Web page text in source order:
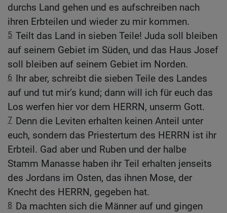
durchs Land gehen und es aufschreiben nach
ihren Erbteilen und wieder zu mir kommen.
5 Teilt das Land in sieben Teile! Juda soll bleiben
auf seinem Gebiet im Süden, und das Haus Josef
soll bleiben auf seinem Gebiet im Norden.
6 Ihr aber, schreibt die sieben Teile des Landes
auf und tut mir’s kund; dann will ich für euch das
Los werfen hier vor dem HERRN, unserm Gott.
7 Denn die Leviten erhalten keinen Anteil unter
euch, sondern das Priestertum des HERRN ist ihr
Erbteil. Gad aber und Ruben und der halbe
Stamm Manasse haben ihr Teil erhalten jenseits
des Jordans im Osten, das ihnen Mose, der
Knecht des HERRN, gegeben hat.
8 Da machten sich die Männer auf und gingen